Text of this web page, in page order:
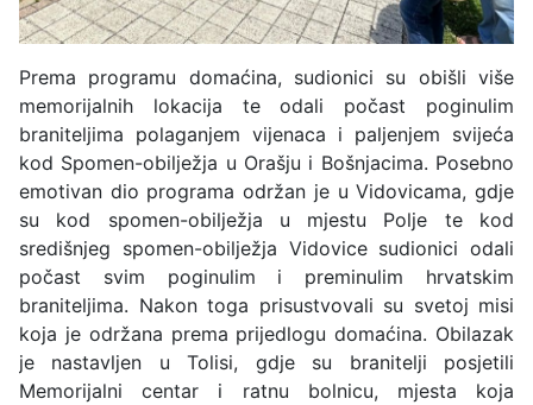
Prema programu domaćina, sudionici su obišli više
memorijalnih lokacija te odali počast poginulim
braniteljima polaganjem vijenaca i paljenjem svijeća
kod Spomen-obilježja u Orašju i Bošnjacima. Posebno
emotivan dio programa održan je u Vidovicama, gdje
su kod spomen-obilježja u mjestu Polje te kod
središnjeg spomen-obilježja Vidovice sudionici odali
počast svim poginulim i preminulim hrvatskim
braniteljima. Nakon toga prisustvovali su svetoj misi
koja je održana prema prijedlogu domaćina. Obilazak
je nastavljen u Tolisi, gdje su branitelji posjetili
Memorijalni centar i ratnu bolnicu, mjesta koja